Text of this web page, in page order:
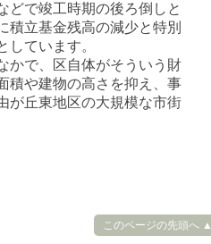
どで竣工時期の後ろ倒しと
積立基金残高の減少と特別
ています。
かで、区自体がそういう財
積や建物の高さを抑え、事
が丘東地区の大規模な市街
このページの先頭へ ▲